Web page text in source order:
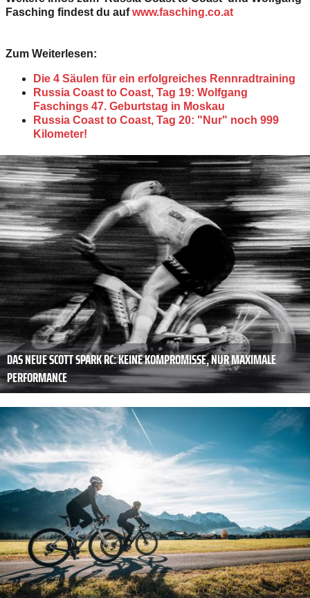
Fasching findest du aufwww.fasching.co.at
Zum Weiterlesen:
Die 4 Säulen für ein erfolgreiches Rennradtraining
Russia Coast to Coast, Tag 19: Wolfgang
Faschings 47. Geburtstag in Moskau
Russia Coast to Coast, Tag 20: "Nur" noch 999
Kilometer!
DAS NEUE SCOTT SPARK RC: KEINE KOMPROMISSE, NUR MAXIMALE
PERFORMANCE